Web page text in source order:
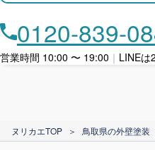
ローン利用
カード支払い
0120-839-
営業時間 10:00 〜 19:00 ｜ LINEは
ヌリカエTOP ＞ 鳥取県の外壁塗装